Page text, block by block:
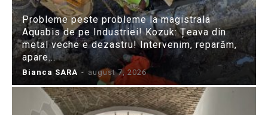
Probleme peste probleme la magistrala
Aquabis de pe Industriei! Kozuk: Țeava din
metal veche e dezastru! Intervenim, reparăm,
apare...
Bianca SARA - august 7, 2026